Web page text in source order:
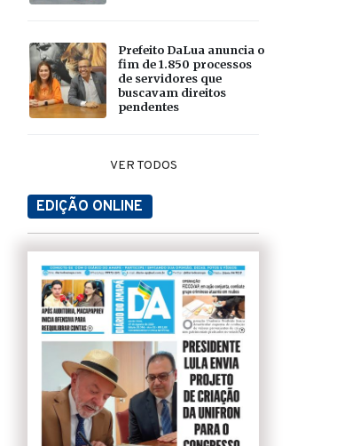
Prefeito DaLua anuncia o
fim de 1.850 processos
de servidores que
buscavam direitos
pendentes
VER TODOS
EDIÇÃO ONLINE